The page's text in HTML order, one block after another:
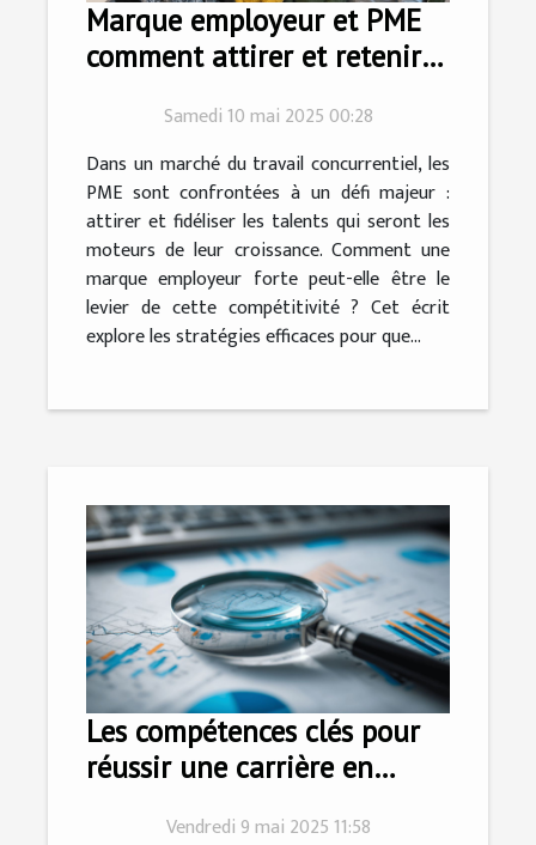
Marque employeur et PME
comment attirer et retenir
Samedi 10 mai 2025 00:28
Dans un marché du travail concurrentiel, les
PME sont confrontées à un défi majeur :
attirer et fidéliser les talents qui seront les
moteurs de leur croissance. Comment une
marque employeur forte peut-elle être le
levier de cette compétitivité ? Cet écrit
explore les stratégies efficaces pour que...
Les compétences clés pour
réussir une carrière en
Vendredi 9 mai 2025 11:58